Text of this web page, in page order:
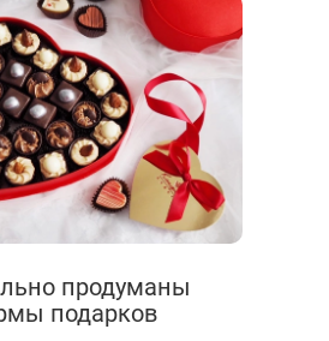
продуманы
подарков